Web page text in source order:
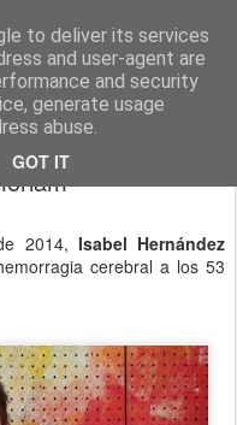
to deliver its services
and user-agent are
and security
generate usage
abuse.
GOT IT
conceptos y reflexiones sobre la sociedad de la información
2014, Isabel Hernández
cerebral a los 53